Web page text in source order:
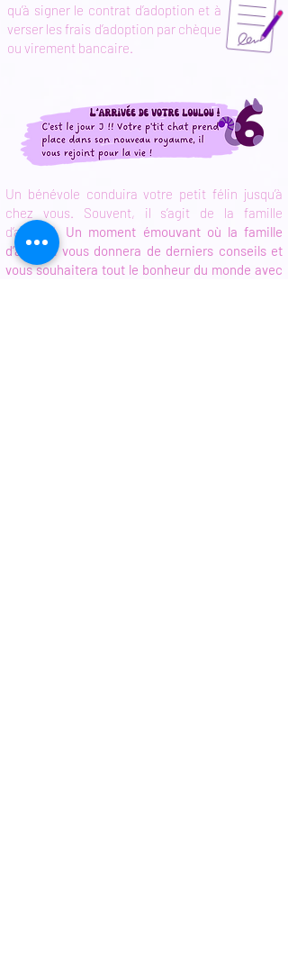
qu’à signer le contrat d’adoption et à
verser les frais d’adoption par chèque
ou virement bancaire.
Un bénévole conduira votre petit félin jusqu’à
chez vous. Souvent, il s’agit de la famille
d’accueil. Un moment émouvant où la famille
d’accueil vous donnera de derniers conseils et
vous souhaitera tout le bonheur du monde avec